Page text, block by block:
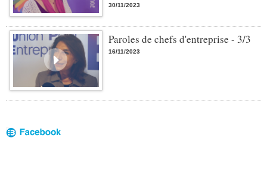
30/11/2023
Paroles de chefs d'entreprise - 3/3
16/11/2023